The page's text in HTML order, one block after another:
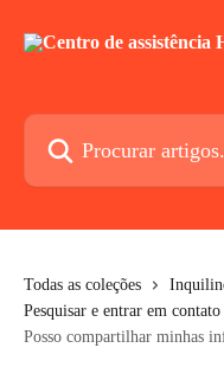
Procurar artigos...
Todas as coleções
Pesquisar e entrar em
Posso compartilhar minhas